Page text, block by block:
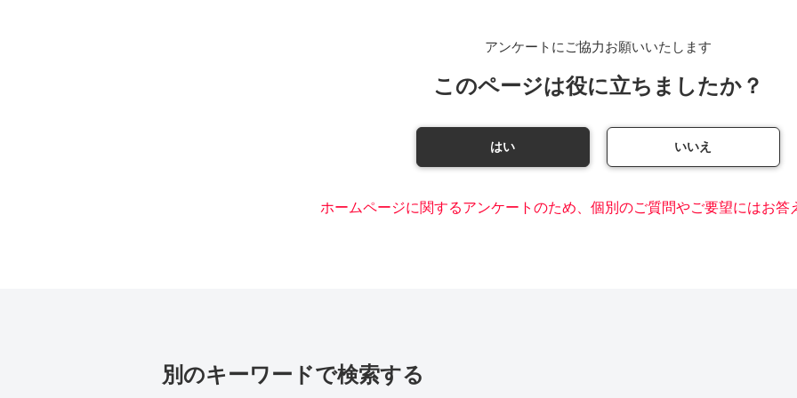
アンケートにご協力お願いいたします
このページは役に立ちましたか？
はい いいえ
ホームページに関するアンケートのため、個別のご質問やご要望にはお答
別のキーワードで検索する